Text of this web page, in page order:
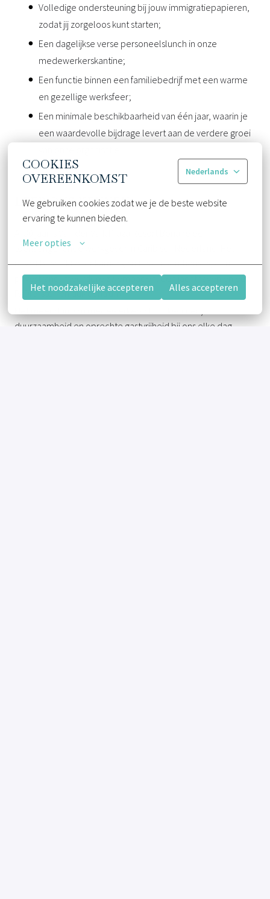
COOKIES
OVEREENKOMST
Nederlands
We gebruiken cookies zodat we je de beste website
ervaring te kunnen bieden.
Meer opties
Het noodzakelijke accepteren Alles accepteren
Volledige ondersteuning bij jouw immigratiepapieren,
zodat jij zorgeloos kunt starten;
Een dagelijkse verse personeelslunch in onze
medewerkerskantine;
Een functie binnen een familiebedrijf met een warme
en gezellige werksfeer;
Een minimale beschikbaarheid van één jaar, waarin je
een waardevolle bijdrage levert aan de verdere groei
LEER ONS KENNEN
toonaangevende werkgever in Caribisch Nederland. Het
resort beschikt over kamers, suites en penthouses, een
privéstrand, meerdere zwembaden, een jachthaven en een
PADI 5-sterren duikcentrum.
duurzaamheid en oprechte gastvrijheid bij ons elke dag